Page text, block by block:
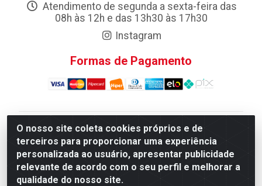
O nosso site coleta cookies próprios e de
terceiros para proporcionar uma experiência
personalizada ao usuário, apresentar publicidade
relevante de acordo com o seu perfil e melhorar a
qualidade do nosso site.
Atendimento de segunda a sexta-feira das
08h às 12h e das 13h30 às 17h30
Instagram
Formas de Pagamento
Atacadao da Limpeza F. Pereira Queiroz Comercio e
Distribuicao LTDA - Quadra Qi 10 Lotes 39 e, 41 - Setor
Industrial (Taguatinga), Brasília/DF - CEP 72.135-100 -
CNPJ 13.184.675/0001-80